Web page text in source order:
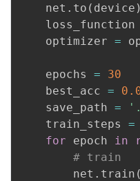
    net
. to ( device )
    loss_function
    optimizer
=
    epochs
=
30
    best_acc
=
    save_path
=
    train_steps
=
for epoch in
# train
        net
. train (